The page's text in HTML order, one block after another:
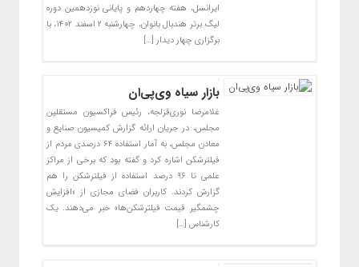
ایرانسل، هفته چهاردهم و پایانی نوزدهمین دوره
لیگ برتر هندبال بانوان، چهارشنبه ۲ اسفند ۱۴۰۲، با
برگزاری چهار دیدار […]
بازار سیاه وی‌پی‌ان
غلامرضا نوری‌قزلجه، رئیس فراکسیون مستقلین
مجلس، در جریان ارائه گزارش کمیسیون صنایع و
معادن مجلس، به آمار استفاده ۶۴ درصدی مردم از
فیلترشکن اشاره کرد و گفته بود که برخی از مراکز
علمی تا ۹۶ درصد استفاده از فیلترشکن را هم
گزارش کردند. کاربران فضای مجازی از «افزایش
چشمگیر قیمت فیلترشکن‌ها» خبر می‌دهند. یک
کارشناس […]